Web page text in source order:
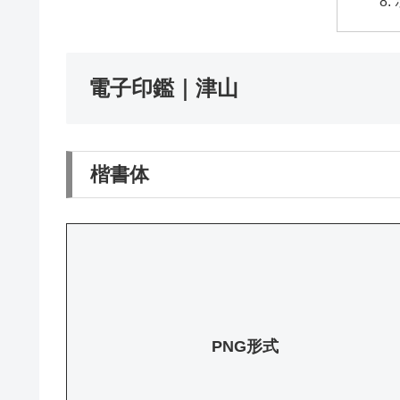
電子印鑑｜津山
楷書体
PNG形式